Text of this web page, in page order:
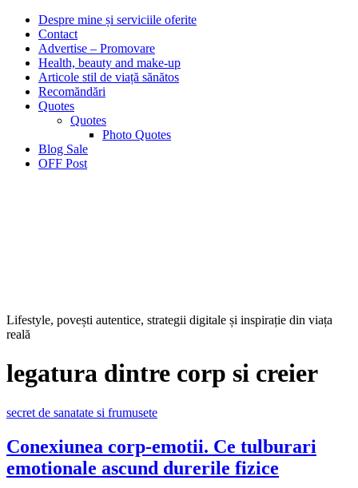
Despre mine și serviciile oferite
Contact
Advertise – Promovare
Health, beauty and make-up
Articole stil de viață sănătos
Recomăndări
Quotes
Quotes
Photo Quotes
Blog Sale
OFF Post
Lifestyle, povești autentice, strategii digitale și inspirație din viața
reală
legatura dintre corp si creier
secret de sanatate si frumusete
Conexiunea corp-emotii. Ce tulburari
emotionale ascund durerile fizice